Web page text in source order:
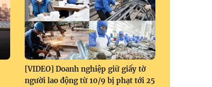
[VIDEO] Doanh nghiệp giữ giấy tờ
người lao động từ 10/9 bị phạt tới 25